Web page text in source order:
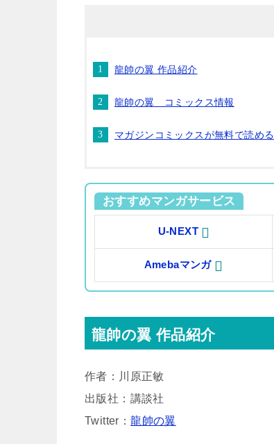
龍帥の翼 作品紹介
龍帥の翼 コミックス情報
マガジンコミックスが無料で読める
おすすめマンガサービス
U-NEXT
Amebaマンガ
龍帥の翼 作品紹介
作者：川原正敏
出版社：講談社
Twitter：龍帥の翼